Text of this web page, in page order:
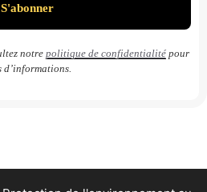
notre politique de confidentialitépour
d’informations.